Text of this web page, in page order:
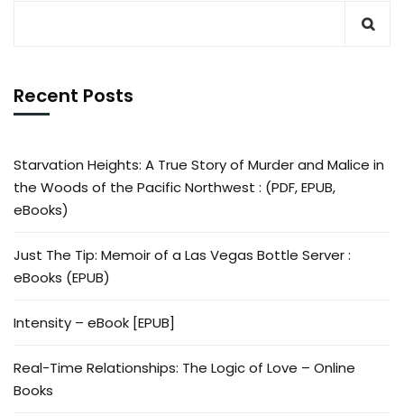
Recent Posts
Starvation Heights: A True Story of Murder and Malice in
the Woods of the Pacific Northwest : (PDF, EPUB,
eBooks)
Just The Tip: Memoir of a Las Vegas Bottle Server :
eBooks (EPUB)
Intensity – eBook [EPUB]
Real-Time Relationships: The Logic of Love – Online
Books